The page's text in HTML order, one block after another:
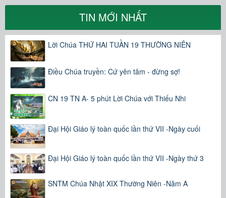
TIN MỚI NHẤT
Lời Chúa THỨ HAI TUẦN 19 THƯỜNG NIÊN
Điều Chúa truyền: Cứ yên tâm - đừng sợ!
CN 19 TN A- 5 phút Lời Chúa với Thiếu Nhi
Đại Hội Giáo lý toàn quốc lần thứ VII -Ngày cuối
Đại Hội Giáo lý toàn quốc lần thứ VII -Ngày thứ 3
SNTM Chúa Nhật XIX Thường Niên -Năm A